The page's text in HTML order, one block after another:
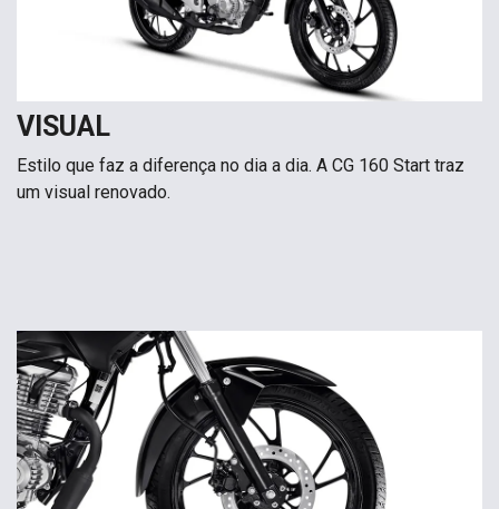
VISUAL
Estilo que faz a diferença no dia a dia. A CG 160 Start traz
um visual renovado.